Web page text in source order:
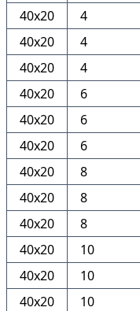
40х20
4
40х20
4
40х20
4
40х20
6
40х20
6
40х20
6
40х20
8
40х20
8
40х20
8
40х20
10
40х20
10
40х20
10